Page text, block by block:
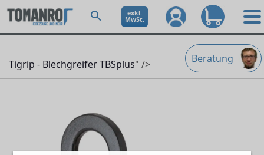
exkl.
MwSt.
Beratung
Tigrip - Blechgreifer TBSplus" />